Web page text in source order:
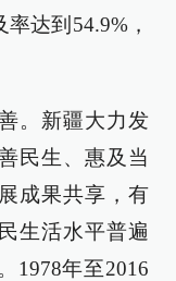
达到54.9%，
。新疆大力发
民生、惠及当
成果共享，有
生活水平普遍
1978年至2016